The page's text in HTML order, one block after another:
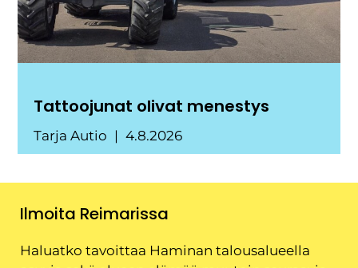
Tattoojunat olivat menestys
Tarja Autio 4.8.2026
Ilmoita Reimarissa
Haluatko tavoittaa Haminan talousalueella